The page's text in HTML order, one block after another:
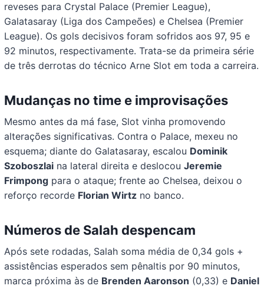
reveses para Crystal Palace (Premier League),
Galatasaray (Liga dos Campeões) e Chelsea (Premier
League). Os gols decisivos foram sofridos aos 97, 95 e
92 minutos, respectivamente. Trata-se da primeira série
de três derrotas do técnico Arne Slot em toda a carreira.
Mudanças no time e improvisações
Mesmo antes da má fase, Slot vinha promovendo
alterações significativas. Contra o Palace, mexeu no
esquema; diante do Galatasaray, escalou Dominik
Szoboszlai na lateral direita e deslocouJeremie
Frimpong para o ataque; frente ao Chelsea, deixou o
reforço recorde Florian Wirtz no banco.
Números de Salah despencam
Após sete rodadas, Salah soma média de 0,34 gols +
assistências esperados sem pênaltis por 90 minutos,
marca próxima às de Brenden Aaronson (0,33) e Daniel